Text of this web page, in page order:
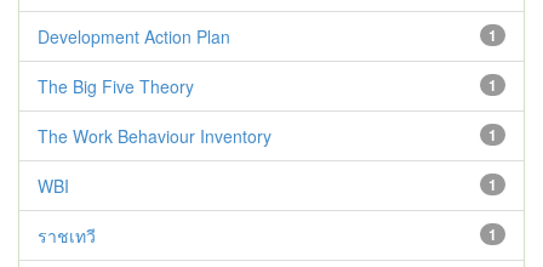
1
Development Action Plan
1
The Big Five Theory
1
The Work Behaviour Inventory
1
WBI
1
ราชเทวี